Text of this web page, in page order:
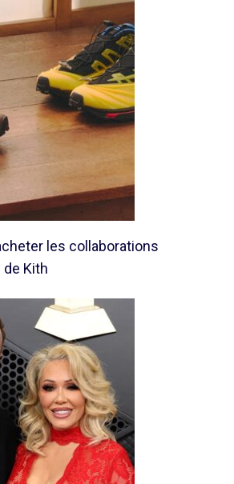
les collaborations
de Kith